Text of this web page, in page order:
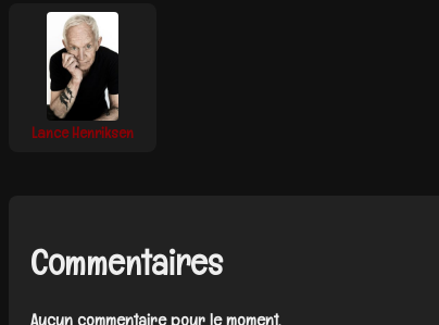
Lance Henriksen
Commentaires
Aucun commentaire pour le moment.